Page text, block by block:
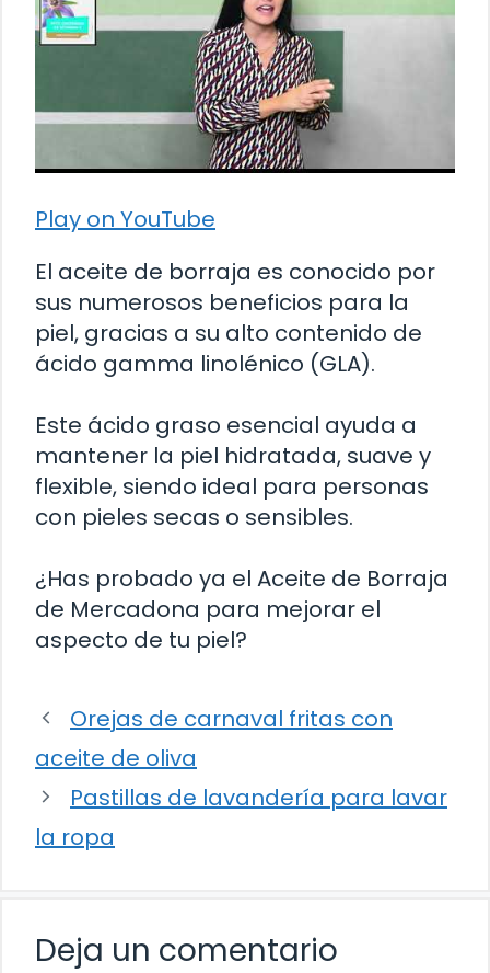
Play on YouTube
El aceite de borraja es conocido por
sus numerosos beneficios para la
piel, gracias a su alto contenido de
ácido gamma linolénico (GLA).
Este ácido graso esencial ayuda a
mantener la piel hidratada, suave y
flexible, siendo ideal para personas
con pieles secas o sensibles.
¿Has probado ya el Aceite de Borraja
de Mercadona para mejorar el
aspecto de tu piel?
Orejas de carnaval fritas con
aceite de oliva
Pastillas de lavandería para lavar
la ropa
Deja un comentario